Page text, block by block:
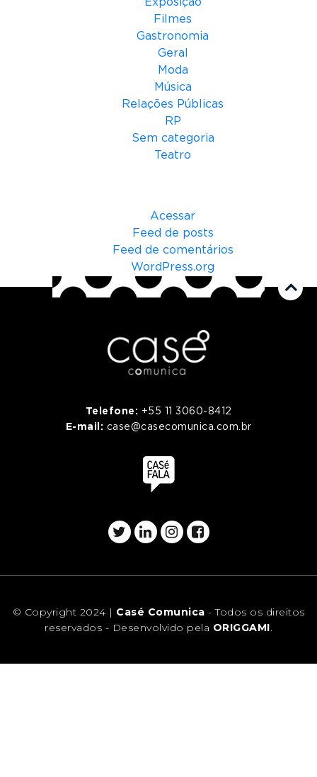
Filmes
Gastronomia
Geral
Moda
Música
Relações Públicas
RP
Sem categoria
Teatro
Acessar
Feed de posts
Feed de comentários
WordPress.org
Telefone: +55 11 3060-8412
E-mail: case@casecomunica.com.br
© Copyright 2024 | Casé Comunica - Todos os direitos
reservados - Desenvolvido pela ORIGGAMI.